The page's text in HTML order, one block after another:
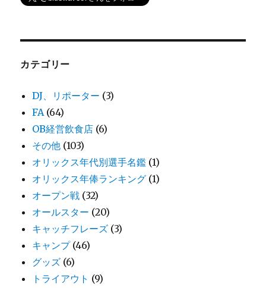
カテゴリー
DJ、リポーター (3)
FA (64)
OB経営飲食店 (6)
その他 (103)
オリックス年代別選手名鑑 (1)
オリックス年俸ランキング (1)
オープン戦 (32)
オールスター (20)
キャッチフレーズ (3)
キャンプ(46)
グッズ (6)
トライアウト (9)